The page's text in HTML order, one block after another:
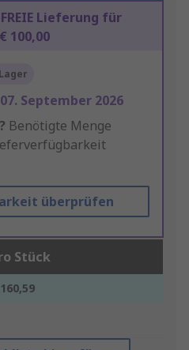
Lieferung für
100,00
07. September 2026
Benötigte Menge
überprüfen
Stück